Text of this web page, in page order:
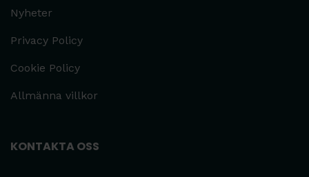
Nyheter
Privacy Policy
Cookie Policy
Allmänna villkor
KONTAKTA OSS